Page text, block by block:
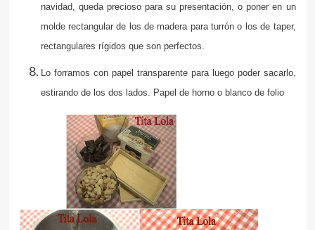
navidad, queda precioso para su presentación, o poner en un
molde rectangular de los de madera para turrón o los de taper,
rectangulares rígidos que son perfectos.
Lo forramos con papel transparente para luego poder sacarlo,
estirando de los dos lados. Papel de horno o blanco de folio